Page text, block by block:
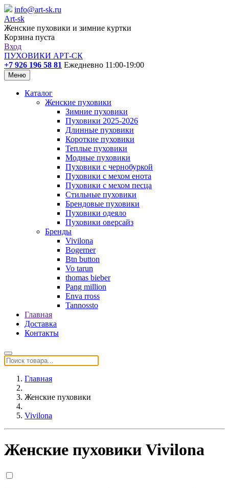
info@art-sk.ru
Art-sk
Женские пуховики и зимние куртки
Корзина пуста
Вход
ПУХОВИКИ АРТ-СК
+7 926 196 58 81 Ежедневно 11:00-19:00
Меню
Каталог
Женские пуховики
Зимние пуховики
Пуховики 2025-2026
Длинные пуховики
Короткие пуховики
Теплые пуховики
Модные пуховики
Пуховики с чернобуркой
Пуховики с мехом енота
Пуховики с мехом песца
Стильные пуховики
Брендовые пуховики
Пуховики одеяло
Пуховики оверсайз
Бренды
Vivilona
Bogerner
Btn button
Vo tarun
thomas bieber
Pang million
Enva rross
Tannossto
Главная
Доставка
Контакты
Главная
Женские пуховики
Vivilona
Женские пуховики Vivilona